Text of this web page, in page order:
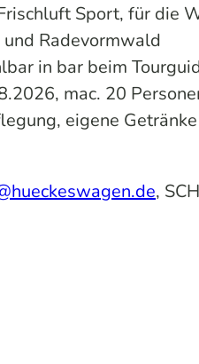
Sport, für die
Radevormwald
in bar beim
mac. 20
eigene Getränke
,